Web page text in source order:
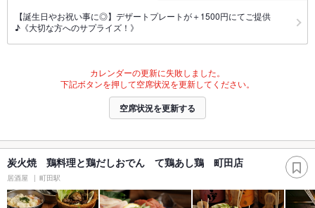
【誕生日やお祝い事に◎】デザートプレートが＋1500円にてご提供
♪《大切な方へのサプライズ！》
カレンダーの更新に失敗しました。
下記ボタンを押して空席状況を更新してください。
空席状況を更新する
炭火焼 鶏料理と鶏だしおでん て鶏あし鶏 町田店
居酒屋 町田駅